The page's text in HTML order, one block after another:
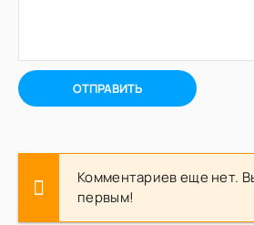
ОТПРАВИТЬ
Комментариев еще нет.
первым!